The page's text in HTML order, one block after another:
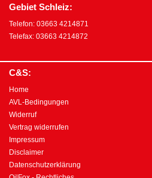
Gebiet Schleiz:
Telefon: 03663 4214871
Telefax: 03663 4214872
C&S:
Home
AVL-Bedingungen
Widerruf
Vertrag widerrufen
Impressum
Disclaimer
Datenschutzerklärung